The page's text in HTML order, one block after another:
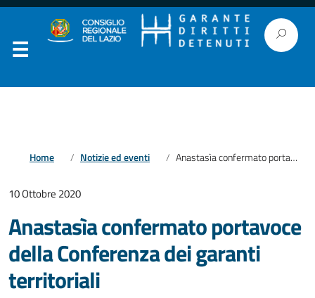
Home Notizie ed eventi Anastasìa confermato portavoce della Conferenza dei garanti territoriali
10 Ottobre 2020
Anastasìa confermato portavoce
della Conferenza dei garanti
territoriali